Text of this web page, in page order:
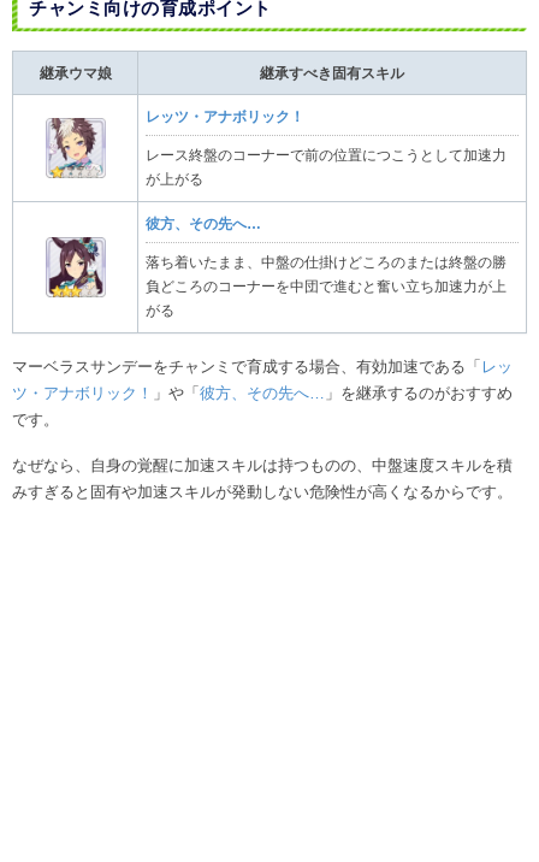
チャンミ向けの育成ポイント
継承ウマ娘 継承すべき固有スキル
レッツ・アナボリック！
レース終盤のコーナーで前の位置につこうとして加速力
が上がる
彼方、その先へ…
落ち着いたまま、中盤の仕掛けどころのまたは終盤の勝
負どころのコーナーを中団で進むと奮い立ち加速力が上
がる
マーベラスサンデーをチャンミで育成する場合、有効加速である「 レッ
ツ・アナボリック！ 」や「 彼方、その先へ…
」を継承するのがおすすめ
です。
なぜなら、自身の覚醒に加速スキルは持つものの、中盤速度スキルを積
みすぎると固有や加速スキルが発動しない危険性が高くなるからです。